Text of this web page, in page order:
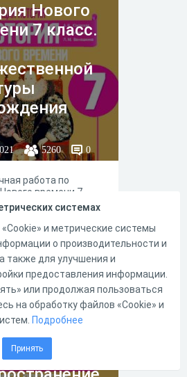
Нового
7 класс.
5260 0
работа по
времени 7
теме: "Мир
культуры
к учебнику А.Я.
П.А. Баранова, Л.М.
под редакцией А.
Москва
2020 год.
22 25
Нового
7 класс.
системах
и метрические системы
о производительности и
также для улучшения и
предоставления информации.
или продолжая пользоваться
на обработку файлов «Cookie» и
Подробнее
Принять